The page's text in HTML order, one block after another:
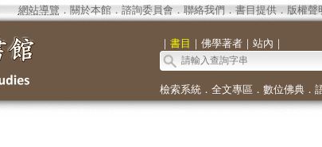
網站導覽 ． 關於本館． 諮詢委員會． 聯絡我們 ． 書目提供． 版權聲
｜ 書目 ｜ 佛學著者｜ 站內 ｜
檢索系統． 全文專區 ． 數位佛典．